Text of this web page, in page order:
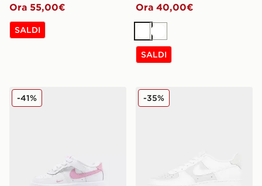
Ora 55,00€
SALDI
Ora 40,00€
BiancoBianco
SALDI
Nike Air Force 1 Low Neonato
-41% Nike Air Force 1 Junior
-35%